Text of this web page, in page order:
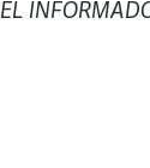
EL